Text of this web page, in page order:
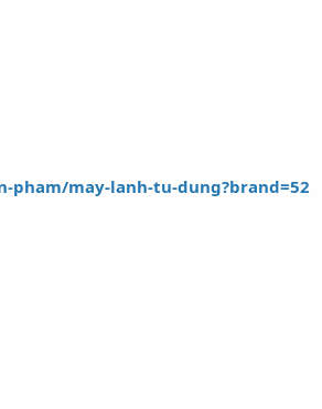
pham/may-lanh-tu-dung?brand=52